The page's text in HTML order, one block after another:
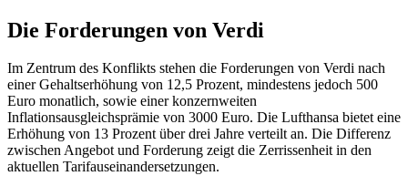
Die Forderungen von Verdi
Im Zentrum des Konflikts stehen die Forderungen von Verdi nach
einer Gehaltserhöhung von 12,5 Prozent, mindestens jedoch 500
Euro monatlich, sowie einer konzernweiten
Inflationsausgleichsprämie von 3000 Euro. Die Lufthansa bietet eine
Erhöhung von 13 Prozent über drei Jahre verteilt an. Die Differenz
zwischen Angebot und Forderung zeigt die Zerrissenheit in den
aktuellen Tarifauseinandersetzungen.